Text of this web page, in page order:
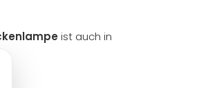
ist auch in